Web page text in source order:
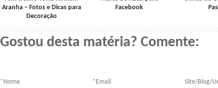
Aranha – Fotos e Dicas para
Decoração
Facebook
Gostou desta matéria? Comente:
* Nome * Email Site/Blog/